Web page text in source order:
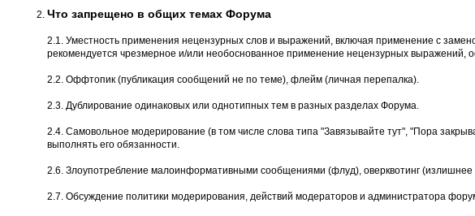
Что запрещено в общих темах Форума
2.1. Уместность применения нецензурных слов и выражений, включая применение с
рекомендуется чрезмерное и/или необоснованное применение нецензурных выражений,
2.2. Оффтопик (публикация сообщений не по теме), флейм (личная перепалка).
2.3. Дублирование одинаковых или однотипных тем в разных разделах Форума.
2.4. Самовольное модеpиpование (в том числе слова типа "Завязывайте тут", "Пора
выполнять его обязанности.
2.6. Злоупотребление малоинформативными сообщениями (флуд), оверквотинг (излишнее
2.7. Обсуждение политики модерирования, действий модеpатоpов и администратора